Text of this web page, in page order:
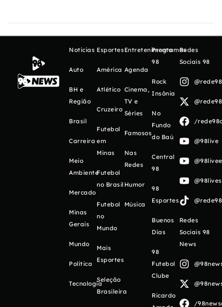
Notícias
Auto
BH e
Região
Brasil
Carreira
Meio
Ambiente
Mercado
Minas
Gerais
Mundo
Política
Tecnologia
Esportes
América
Atlético
Cruzeiro
Futebol
em
Minas
Futebol
no Brasil
Futebol
no
Mundo
Mais
Esportes
Seleção
Brasileira
Entretenimento
Agenda
Cinema,
TV e
Séries
Famosos
Nas
Redes
Humor
Música
Programas
98
Rock
Insônia
No
Fundo
do Baú
Central
98
98
Esportes
Buenos
Días
98
Futebol
Clube
Ricardo
Redes
Sociais 98
/
@98live
Redes
Sociais 98
News
/